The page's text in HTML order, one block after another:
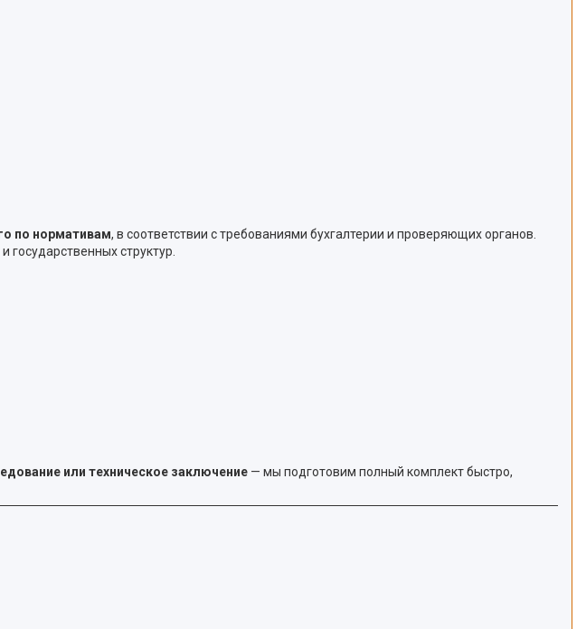
по нормативам, в соответствии с требованиями бухгалтерии и проверяющих органов.
структур.
или техническое заключение — мы подготовим полный комплект быстро,